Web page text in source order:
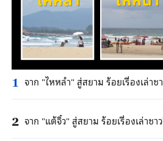
1 จาก "ไหหลํา" สู่สยาม ร้อยเรื่องเล่าช
2 จาก "แต้จิ๋ว" สู่สยาม ร้อยเรื่องเล่าชา